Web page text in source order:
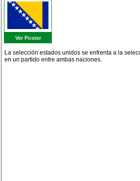
Ver Poster
La selección estados unidos se enfrenta a la
en un partido entre ambas naciones.